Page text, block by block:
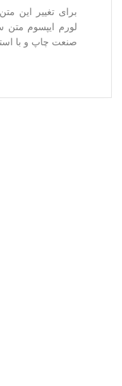
برای تغییر این
لورم ایپسوم متن
صنعت چاپ و با